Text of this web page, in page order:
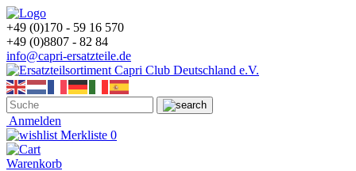
+49 (0)170 - 59 16 570
+49 (0)8807 - 82 84
info@capri-ersatzteile.de
Anmelden
Merkliste 0
Warenkorb